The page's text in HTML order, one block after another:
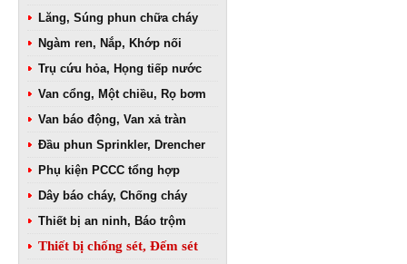
Lăng, Súng phun chữa cháy
Ngàm ren, Nắp, Khớp nối
Trụ cứu hỏa, Họng tiếp nước
Van cổng, Một chiều, Rọ bơm
Van báo động, Van xả tràn
Đầu phun Sprinkler, Drencher
Phụ kiện PCCC tổng hợp
Dây báo cháy, Chống cháy
Thiết bị an ninh, Báo trộm
Thiết bị chống sét, Đếm sét